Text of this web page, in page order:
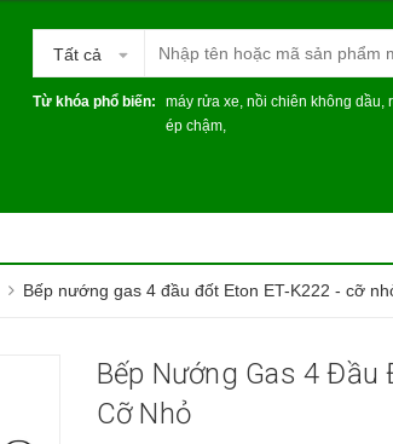
Tất cả
Từ khóa phổ biến: máy rửa xe, nồi chiên không dầu,
ép chậm,
Bếp nướng gas 4 đầu đốt Eton ET-K222 - cỡ
Bếp Nướng Gas 4 Đầu
Cỡ Nhỏ